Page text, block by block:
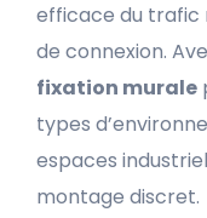
efficace du trafic
de connexion.
fixation murale
types
espaces
montage discret.